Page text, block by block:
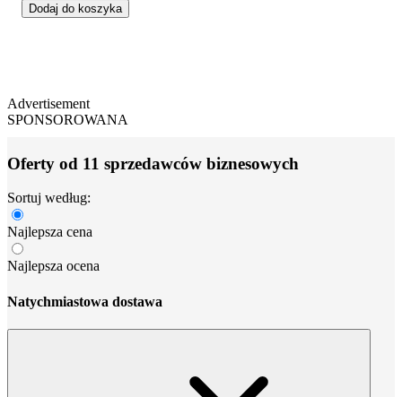
Dodaj do koszyka
Advertisement
SPONSOROWANA
Oferty od 11 sprzedawców biznesowych
Sortuj według:
Najlepsza cena
Najlepsza ocena
Natychmiastowa dostawa